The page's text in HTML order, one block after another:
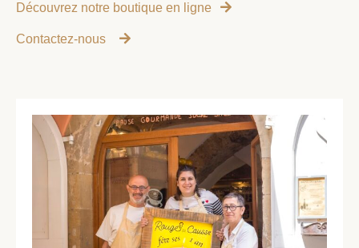
Découvrez notre boutique en ligne
Contactez-nous